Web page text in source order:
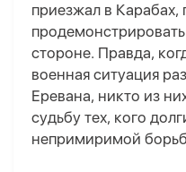
приезжал в Карабах,
стороне. Правда,
военная ситуация
Еревана, никто из
судьбу тех, кого
непримиримой